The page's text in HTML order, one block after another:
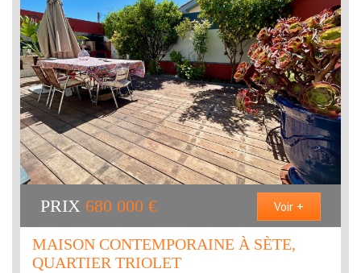
PRIX 680 000 € Voir +
MAISON CONTEMPORAINE À SÈTE,
QUARTIER TRIOLET